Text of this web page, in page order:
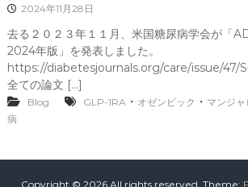
2024年11月28日
去る２０２３年１１月、米国糖尿病学会が「
2024年版」を発表しました。
https://diabetesjournals.org/care/issue/47/
全ての論文 […]
Blog GLP-1RA・ オゼンピック ・ マンジャ
病
Copyright © 2026 All rights reserved. Theme: